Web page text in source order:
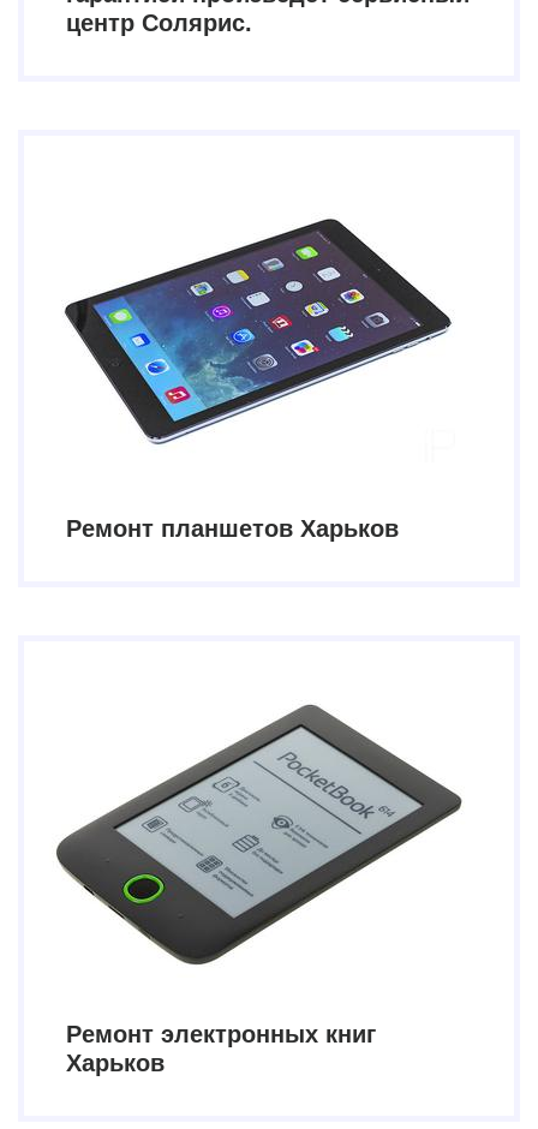
центр Солярис.
Ремонт планшетов Харьков
Ремонт электронных книг
Харьков